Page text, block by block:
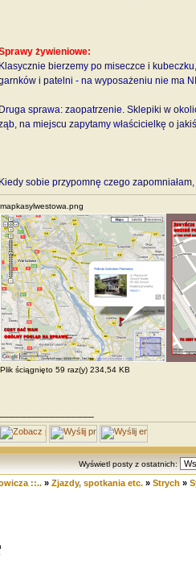
żywieniowe:
Klasycznie bierzemy po miseczce i
i patelni - na wyposażeniu nie ma
Druga sprawa: zaopatrzenie. Sklepiki w
na miejscu zapytamy właścicielkę o
Kiedy sobie przypomnę czego
mapkasylwestowa.png
Plik ściągnięto 59 raz(y) 234,54 KB
Wyświetl posty z ostatnich:
::..» Zjazdy, spotkania etc.» Strych »